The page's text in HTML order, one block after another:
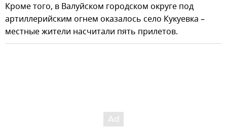
Кроме того, в Валуйском городском округе под
артиллерийским огнем оказалось село Кукуевка –
местные жители насчитали пять прилетов.